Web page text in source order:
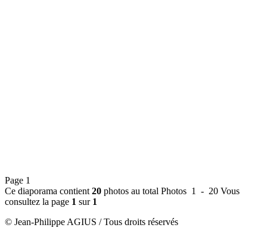
Page 1
Ce diaporama contient 20 photos au total Photos 1 - 20 Vous
consultez la page 1 sur 1
© Jean-Philippe AGIUS / Tous droits réservés